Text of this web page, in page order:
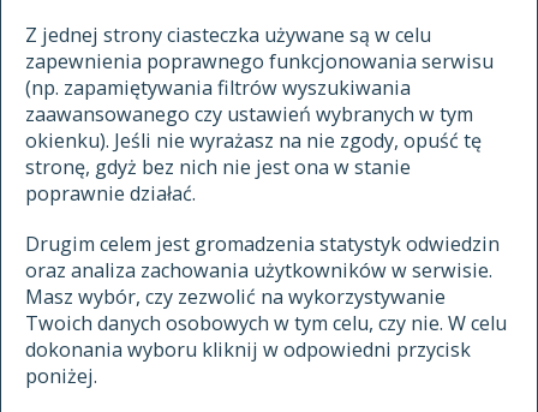
Z jednej strony ciasteczka używane są w celu
zapewnienia poprawnego funkcjonowania serwisu
(np. zapamiętywania filtrów wyszukiwania
zaawansowanego czy ustawień wybranych w tym
okienku). Jeśli nie wyrażasz na nie zgody, opuść tę
stronę, gdyż bez nich nie jest ona w stanie
poprawnie działać.
Drugim celem jest gromadzenia statystyk odwiedzin
oraz analiza zachowania użytkowników w serwisie.
Masz wybór, czy zezwolić na wykorzystywanie
Twoich danych osobowych w tym celu, czy nie. W celu
dokonania wyboru kliknij w odpowiedni przycisk
poniżej.
autorzy tekstów źródłowych
zasady opracowania
statystyki
najnowsze hasła
ostatnio zmodyfikowane hasła
materiały archiwalne
cytowanie
kontakt
XVII I XVIII WIEKU
znajdź hasła
zaczynające się od